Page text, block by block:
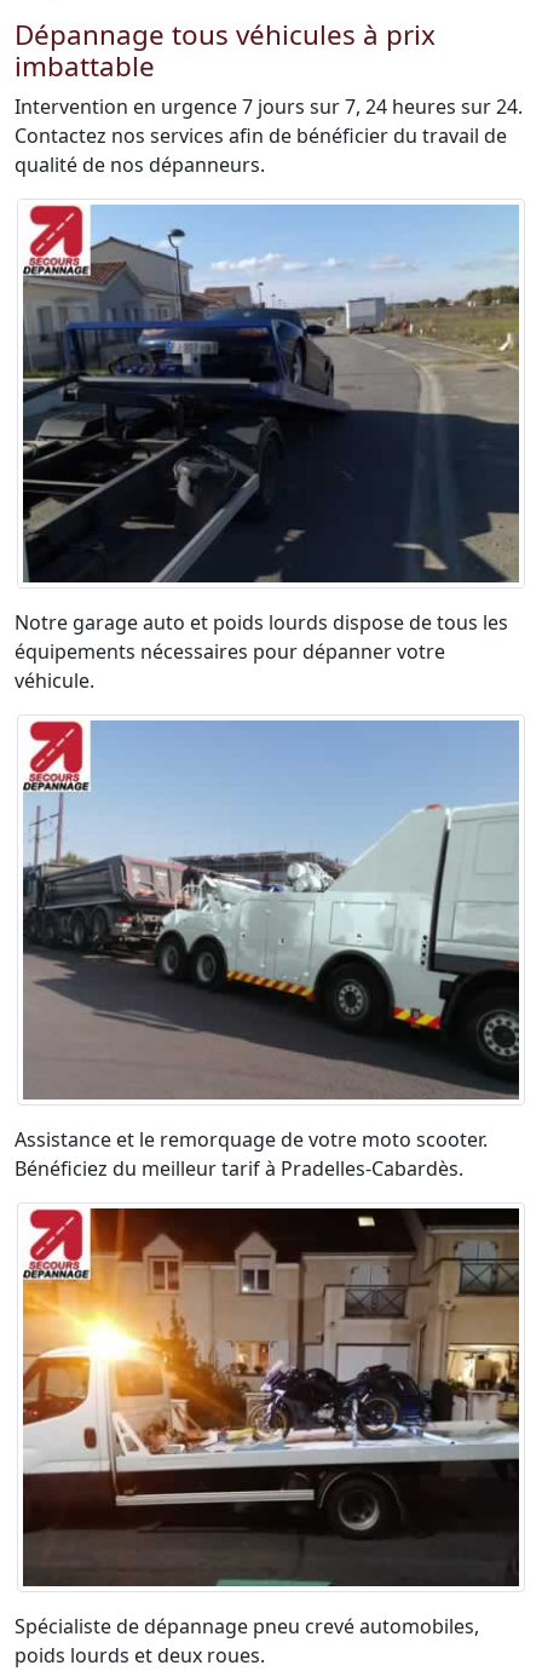
Dépannage tous véhicules à prix
imbattable
Intervention en urgence 7 jours sur 7, 24 heures sur 24.
Contactez nos services afin de bénéficier du travail de
qualité de nos dépanneurs.
Notre garage auto et poids lourds dispose de tous les
équipements nécessaires pour dépanner votre
véhicule.
Assistance et le remorquage de votre moto scooter.
Bénéficiez du meilleur tarif à Pradelles-Cabardès.
Spécialiste de dépannage pneu crevé automobiles,
poids lourds et deux roues.